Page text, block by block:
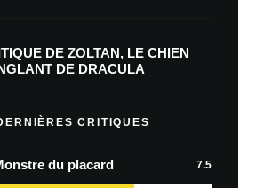
DE ZOLTAN, LE CHIEN
DE DRACULA
CRITIQUES
du placard 7.5